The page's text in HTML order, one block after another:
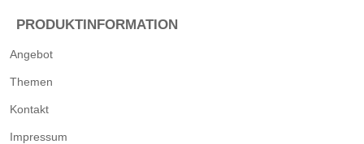
PRODUKTINFORMATION
Angebot
Themen
Kontakt
Impressum